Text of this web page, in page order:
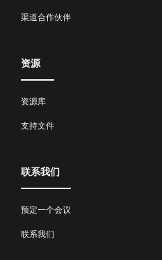
渠道合作伙伴
资源
资源库
支持文件
联系我们
预定一个会议
联系我们